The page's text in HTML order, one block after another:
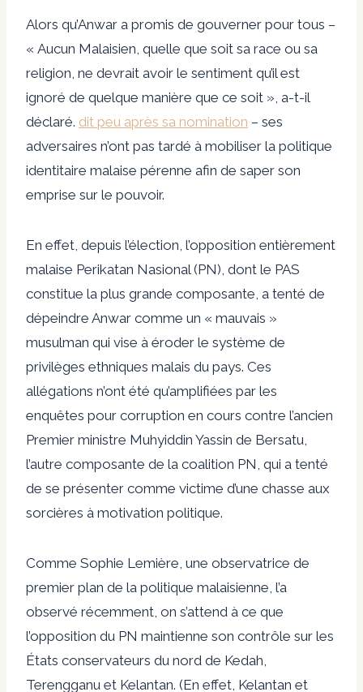
Alors qu’Anwar a promis de gouverner pour tous –
« Aucun Malaisien, quelle que soit sa race ou sa
religion, ne devrait avoir le sentiment qu’il est
ignoré de quelque manière que ce soit », a-t-il
déclaré. dit peu après sa nomination – ses
adversaires n’ont pas tardé à mobiliser la politique
identitaire malaise pérenne afin de saper son
emprise sur le pouvoir.
En effet, depuis l’élection, l’opposition entièrement
malaise Perikatan Nasional (PN), dont le PAS
constitue la plus grande composante, a tenté de
dépeindre Anwar comme un « mauvais »
musulman qui vise à éroder le système de
privilèges ethniques malais du pays. Ces
allégations n’ont été qu’amplifiées par les
enquêtes pour corruption en cours contre l’ancien
Premier ministre Muhyiddin Yassin de Bersatu,
l’autre composante de la coalition PN, qui a tenté
de se présenter comme victime d’une chasse aux
sorcières à motivation politique.
Comme Sophie Lemière, une observatrice de
premier plan de la politique malaisienne, l’a
observé récemment, on s’attend à ce que
l’opposition du PN maintienne son contrôle sur les
États conservateurs du nord de Kedah,
Terengganu et Kelantan. (En effet, Kelantan et